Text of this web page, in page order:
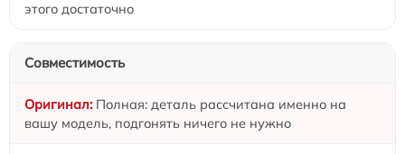
этого достаточно
Совместимость
Полная: деталь рассчитана именно на
вашу модель, подгонять ничего не нужно